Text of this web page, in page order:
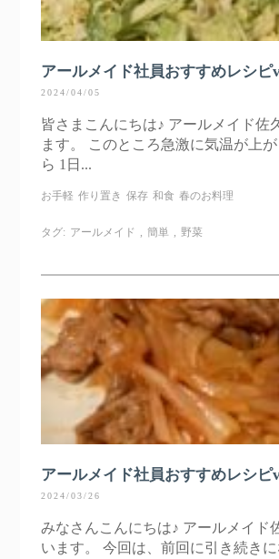
アールメイド社員おすすめレシピ
2024/04/05
皆さまこんにちは♪ アールメイド佐
ます。 このところ急激に気温が上
ら 1日...
お手軽 作り置き 保存 和食 春のお料理
タグ: アールメイド , 簡単 , 野菜
アールメイド社員おすすめレシピ
2024/03/26
みなさんこんにちは♪ アールメイド
います。 今回は、前回に引き続き